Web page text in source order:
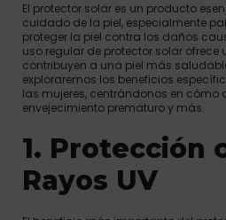
El protector solar es un producto
cuidado de la piel, especialmente
proteger la piel contra los daños
uso regular de protector solar ofrece
contribuyen a una piel más
exploraremos los beneficios
las mujeres, centrándonos en cómo
envejecimiento prematuro y más.
1. Protección
Rayos UV